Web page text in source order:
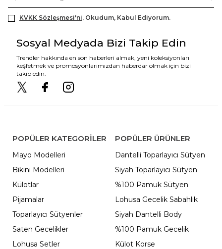
KVKK Sözleşmesi'ni, Okudum, Kabul Ediyorum.
Sosyal Medyada Bizi Takip Edin
Trendler hakkında en son haberleri almak, yeni koleksiyonları
keşfetmek ve promosyonlarımızdan haberdar olmak için bizi
takip edin.
POPÜLER KATEGORILER
Mayo Modelleri
Bikini Modelleri
Külotlar
Pijamalar
Toparlayıcı Sütyenler
Saten Gecelikler
Lohusa Setler
POPÜLER ÜRÜNLER
Dantelli Toparlayıcı Sütyen
Siyah Toparlayıcı Sütyen
%100 Pamuk Sütyen
Lohusa Gecelik Sabahlık
Siyah Dantelli Body
%100 Pamuk Gecelik
Külot Korse